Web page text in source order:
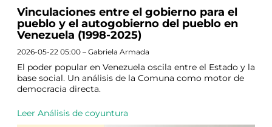
Vinculaciones entre el gobierno para el
pueblo y el autogobierno del pueblo en
Venezuela (1998-2025)
2026-05-22 05:00 – Gabriela Armada
El poder popular en Venezuela oscila entre el Estado y la
base social. Un análisis de la Comuna como motor de
democracia directa.
Leer Análisis de coyuntura